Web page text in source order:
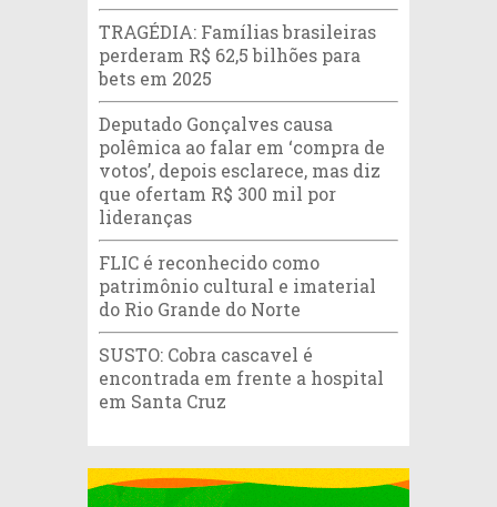
TRAGÉDIA: Famílias brasileiras
perderam R$ 62,5 bilhões para
bets em 2025
Deputado Gonçalves causa
polêmica ao falar em ‘compra de
votos’, depois esclarece, mas diz
que ofertam R$ 300 mil por
lideranças
FLIC é reconhecido como
patrimônio cultural e imaterial
do Rio Grande do Norte
SUSTO: Cobra cascavel é
encontrada em frente a hospital
em Santa Cruz